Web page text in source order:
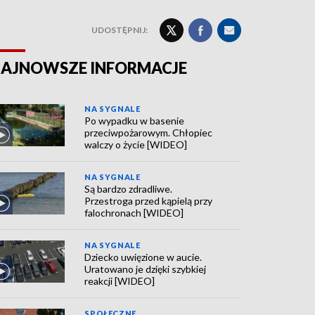
UDOSTĘPNIJ:
INFORMACJE
NA SYGNALE
Po wypadku w basenie
przeciwpożarowym. Chłopiec
walczy o życie [WIDEO]
NA SYGNALE
Są bardzo zdradliwe.
Przestroga przed kąpielą przy
falochronach [WIDEO]
NA SYGNALE
Dziecko uwięzione w aucie.
Uratowano je dzięki szybkiej
reakcji [WIDEO]